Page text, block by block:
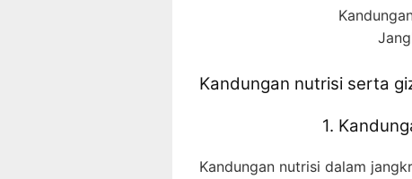
Kandungan nutrisi serta
1.
Kandungan nutrisi dalam